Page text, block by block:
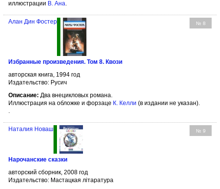
иллюстрации В. Ана.
№ 8
Алан Дин Фостер
Избранные произведения. Том 8. Квози
авторская книга, 1994 год
Издательство: Русич
Описание: Два внецикловых романа.
Иллюстрация на обложке и форзаце К. Келли (в издании не указан).
.
№ 9
Наталия Новаш
Нарочанские сказки
авторский сборник, 2008 год
Издательство: Мастацкая літаратура